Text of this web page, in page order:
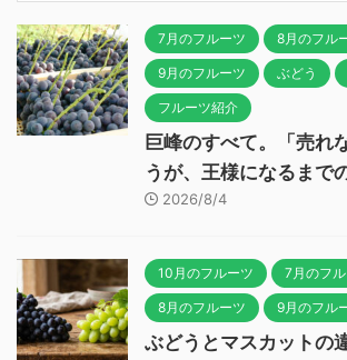
7月のフルーツ 8月のフル
9月のフルーツ ぶどう
フルーツ紹介
巨峰のすべて。「売れ
うが、王様になるまで
2026/8/4
10月のフルーツ 7月のフ
8月のフルーツ 9月のフル
ぶどうとマスカットの